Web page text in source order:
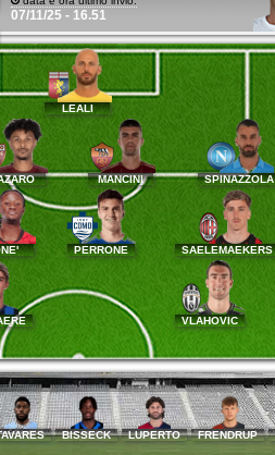
07/11/25 - 16.51
LEALI
MANCINI
PERRONE
VLAHOVIC
BISSECK LUPERTO FRENDRUP